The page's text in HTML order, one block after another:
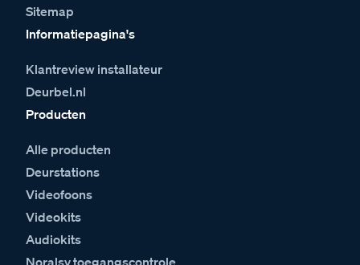
Sitemap
Informatiepagina's
Klantreview installateur
Deurbel.nl
Producten
Alle producten
Deurstations
Videofoons
Videokits
Audiokits
Noralsy toegangscontrole